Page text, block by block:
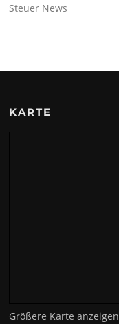
Steuer News
KARTE
Größere Karte anzeigen